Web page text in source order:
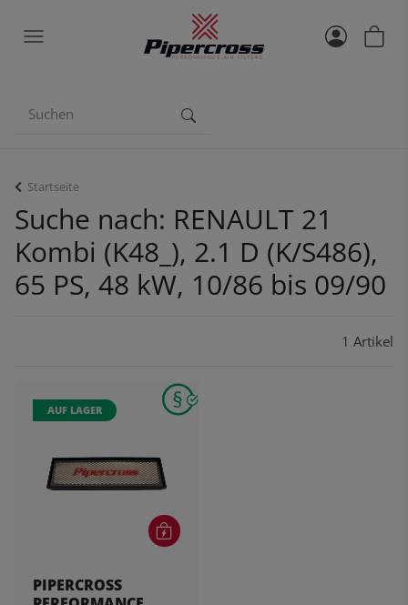
Startseite
Suche nach: RENAULT 21
Kombi (K48_), 2.1 D (K/S486),
65 PS, 48 kW, 10/86 bis 09/90
1 Artikel
AUF LAGER
PIPERCROSS